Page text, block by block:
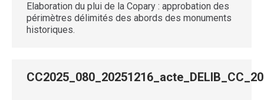
Elaboration du plui de la Copary : approbation des
périmètres délimités des abords des monuments
historiques.